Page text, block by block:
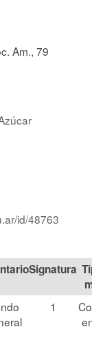
Am., 79
id/48763
Signatura
1